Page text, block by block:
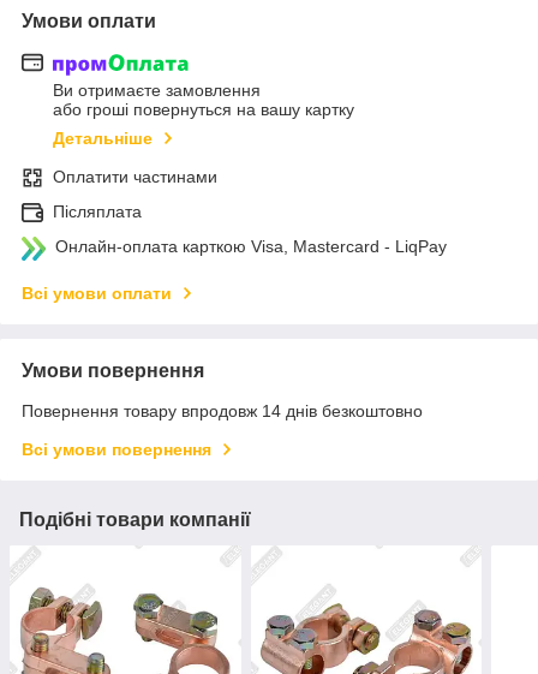
Умови оплати
Ви отримаєте замовлення
або гроші повернуться на вашу картку
Детальніше
Оплатити частинами
Післяплата
Онлайн-оплата карткою Visa, Mastercard - LiqPay
Всі умови оплати
Умови повернення
Повернення товару впродовж 14 днів безкоштовно
Всі умови повернення
Подібні товари компанії